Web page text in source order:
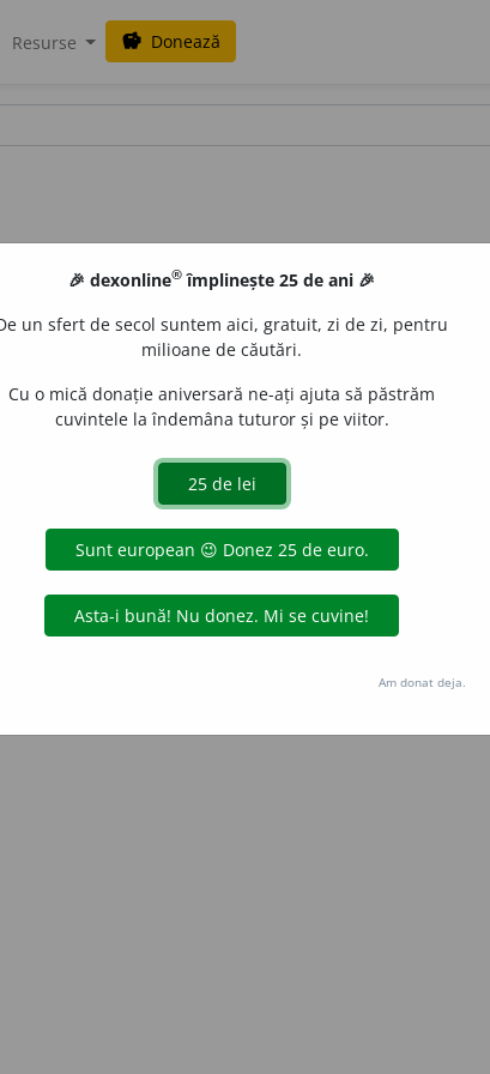
Resurse savings Donează
plăcut. (Un spectacol ~.)
acțiuni
Copyright © 2004-2026 dexonline (https://dexonline.ro)
de pe acest site, inclusiv prin orice metode de extragere automată
prealabil scris, cu excepția seturilor de date oferite oficial spre utilizare
Hosterion
🎉 dexonline® împlinește 25 de ani 🎉
un sfert de secol suntem aici, gratuit, zi de zi, pentru
milioane de căutări.
Cu o mică donație aniversară ne-ați ajuta să păstrăm
cuvintele la îndemâna tuturor și pe viitor.
Am donat deja.